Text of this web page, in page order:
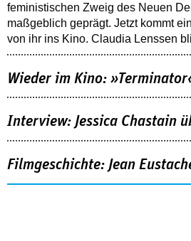
feministischen Zweig des Neuen
maßgeblich geprägt. Jetzt kommt
von ihr ins Kino. Claudia Lenssen
Wieder im Kino:
Interview: Jessica Chastain
Filmgeschichte: Jean